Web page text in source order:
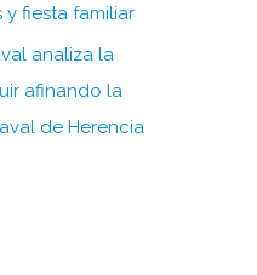
y fiesta familiar
analiza la
afinando la
de Herencia